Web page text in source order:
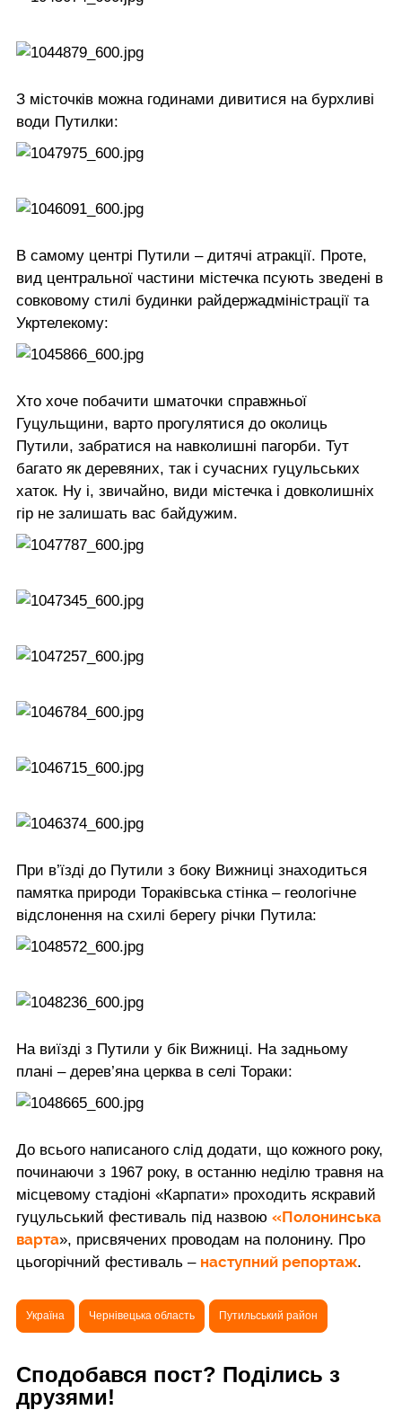
З місточків можна годинами дивитися на бурхливі
води Путилки:
В самому центрі Путили – дитячі атракції. Проте,
вид центральної частини містечка псують зведені в
совковому стилі будинки райдержадміністрації та
Укртелекому:
Хто хоче побачити шматочки справжньої
Гуцульщини, варто прогулятися до околиць
Путили, забратися на навколишні пагорби. Тут
багато як деревяних, так і сучасних гуцульських
хаток. Ну і, звичайно, види містечка і довколишніх
гір не залишать вас байдужим.
При в’їзді до Путили з боку Вижниці знаходиться
памятка природи Тораківська стінка – геологічне
відслонення на схилі берегу річки Путила:
На виїзді з Путили у бік Вижниці. На задньому
плані – дерев’яна церква в селі Тораки:
До всього написаного слід додати, що кожного року,
починаючи з 1967 року, в останню неділю травня на
місцевому стадіоні «Карпати» проходить яскравий
гуцульський фестиваль під назвою «Полонинська
варта», присвячених проводам на полонину. Про
цьогорічний фестиваль – наступний репортаж.
Україна Чернівецька область Путильський район
Сподобався пост? Поділись з
друзями!